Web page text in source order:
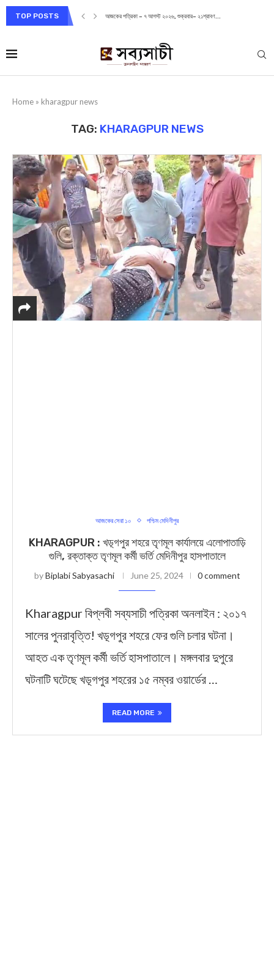
TOP POSTS আজকের পত্রিকা – ৭ আগস্ট ২০২৬, শুক্রবার– ২১শ্রাবণ...
Home » kharagpur news
TAG: KHARAGPUR NEWS
আজকের সেরা ১০ পশ্চিম মেদিনীপুর
KHARAGPUR : খড়্গপুর শহরে তৃণমূল কার্যালয়ে এলোপাতাড়ি
গুলি, রক্তাক্ত তৃণমূল কর্মী ভর্তি মেদিনীপুর হাসপাতালে
byBiplabi Sabyasachi June 25, 2024 0 comment
Kharagpur বিপ্লবী সব্যসাচী পত্রিকা অনলাইন : ২০১৭
সালের পুনরাবৃত্তি! খড়্গপুর শহরে ফের গুলি চলার ঘটনা।
আহত এক তৃণমূল কর্মী ভর্তি হাসপাতালে। মঙ্গলবার দুপুরে
ঘটনাটি ঘটেছে খড়্গপুর শহরের ১৫ নম্বর ওয়ার্ডের …
READ MORE